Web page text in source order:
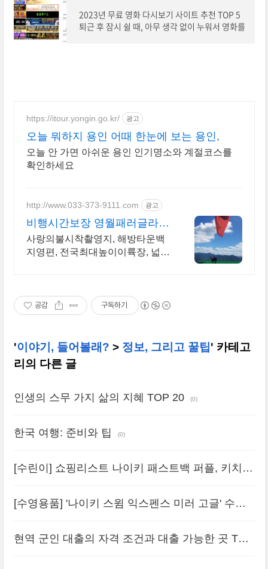
2023년 무료 영화 다시보기 사이트 추천 TOP 5
퇴근 후 잠시 쉴 때, 아무 생각 없이 누워서 영화를
https://itour.yongin.go.kr/ 광고
오늘 뭐하지 용인 어때 한눈에 보는 용인,
오늘 안 가면 아쉬운 용인 인기명소와 계절코스를
확인하세요
http://www.033-373-9111.com 광고
비행시간보장 영월패러글라이
딩
사랑의불시착촬영지, 해방타운백
지영편, 전국최대높이이륙장, 넓은
공감 구독하기
'이야기, 들어볼래? > 정보, 그리고 꿀팁' 카테고
리의 다른 글
인생의 스무 가지 삶의 지혜 TOP 20 (0)
한국 여행: 준비와 팁 (0)
[수린이] 쇼핑리스트 나이키 패스트백 퍼플, 키치피
[수영용품] '나이키 스윔 익스펜스 미러 고글' 수영
현역 군인 대출의 자격 조건과 대출 가능한 곳 TOP